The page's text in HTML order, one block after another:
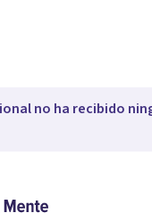
no ha recibido